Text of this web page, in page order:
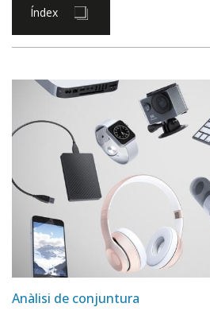
Índex
Anàlisi de conjuntura